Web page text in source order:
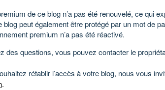
de ce blog n’a pas été renouvelé, ce qui
peut également être protégé par un mot de
premium n’a pas été réactivé.
des questions, vous pouvez contacter le
rétablir l’accès à votre blog, nous vous
.